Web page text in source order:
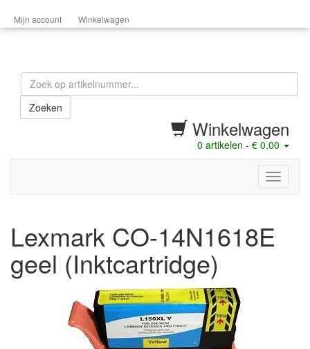
Mijn account Winkelwagen
Zoeken
Winkelwagen
0 artikelen - € 0,00
menu
Lexmark CO-14N1618E
geel (Inktcartridge)